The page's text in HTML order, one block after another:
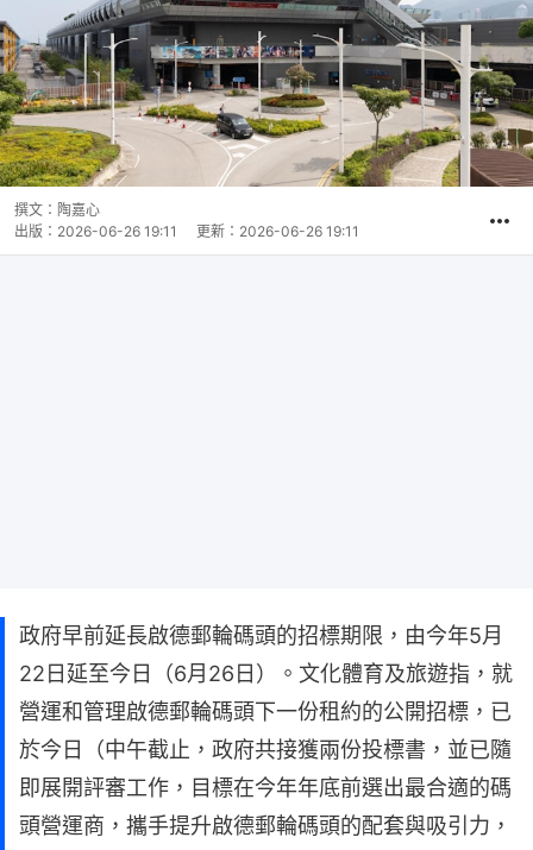
撰文： 陶嘉心
出版： 2026-06-26 19:11 更新： 2026-06-26 19:11
政府早前延長啟德郵輪碼頭的招標期限，由今年5月
22日延至今日（6月26日）。文化體育及旅遊指，就
營運和管理啟德郵輪碼頭下一份租約的公開招標，已
於今日（中午截止，政府共接獲兩份投標書，並已隨
即展開評審工作，目標在今年年底前選出最合適的碼
頭營運商，攜手提升啟德郵輪碼頭的配套與吸引力，